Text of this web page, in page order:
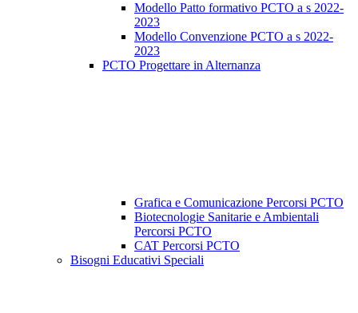
Modello Patto formativo PCTO a s 2022-
2023
Modello Convenzione PCTO a s 2022-
2023
PCTO Progettare in Alternanza
Grafica e Comunicazione Percorsi PCTO
Biotecnologie Sanitarie e Ambientali
Percorsi PCTO
CAT Percorsi PCTO
Bisogni Educativi Speciali